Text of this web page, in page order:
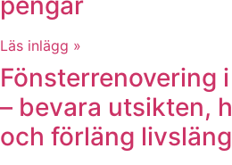
Läs inlägg »
Fönsterrenovering
– bevara utsikten,
och förläng